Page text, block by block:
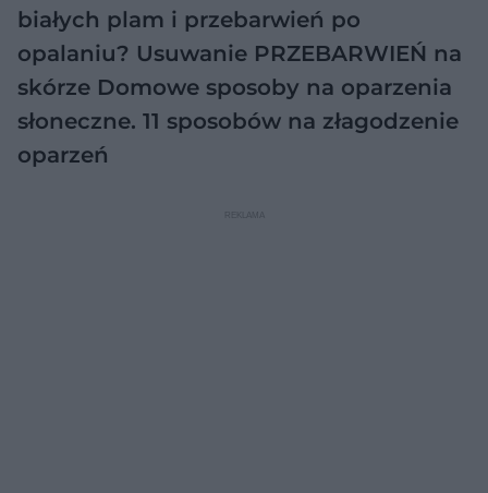
białych plam i przebarwień po
opalaniu? Usuwanie PRZEBARWIEŃ na
skórze Domowe sposoby na oparzenia
słoneczne. 11 sposobów na złagodzenie
oparzeń